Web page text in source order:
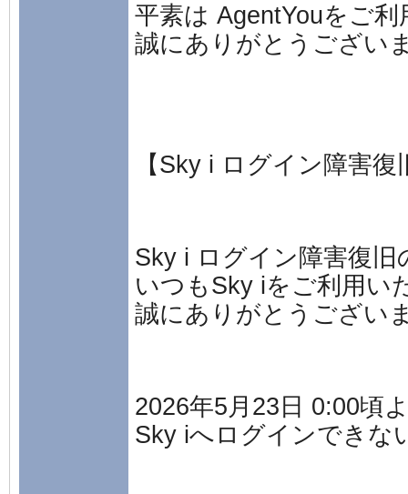
平素は AgentYouをご利
誠にありがとうござい
【Sky i ログイン障害
Sky i ログイン障害復旧
いつもSky iをご利用い
誠にありがとうござい
2026年5月23日 0:00頃
Sky iへログインできな